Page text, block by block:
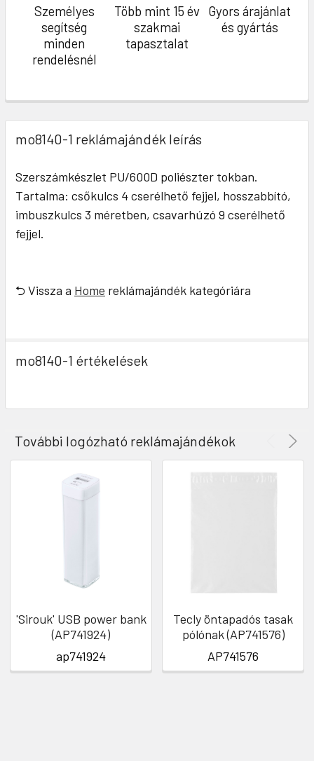
Személyes
segítség
minden
rendelésnél
Több mint 15 év
szakmai
tapasztalat
Gyors árajánlat
és gyártás
mo8140-1 reklámajándék leírás
Szerszámkészlet PU/600D poliészter tokban.
Tartalma: csőkulcs 4 cserélhető fejjel, hosszabbító,
imbuszkulcs 3 méretben, csavarhúzó 9 cserélhető
fejjel.
⮌ Vissza a Home reklámajándék kategóriára
mo8140-1 értékelések
További logózható reklámajándékok
'Sirouk' USB power bank
(AP741924)
ap741924
Tecly öntapadós tasak
pólónak (AP741576)
AP741576